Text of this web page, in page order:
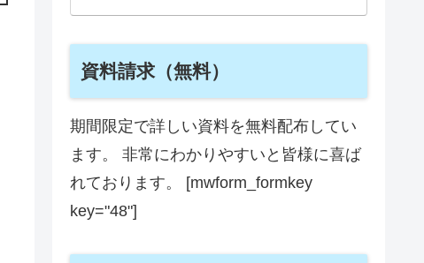
資料請求（無料）
期間限定で詳しい資料を無料配布してい
ます。 非常にわかりやすいと皆様に喜ば
れております。 [mwform_formkey
key="48"]